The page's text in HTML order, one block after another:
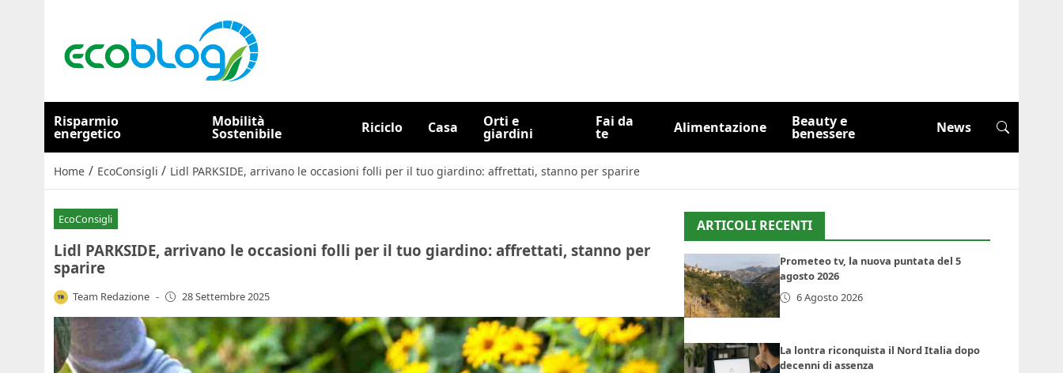
Risparmio
energetico
Mobilità
Sostenibile Riciclo Casa Orti e
giardini
Fai da
te Alimentazione Beauty e
benessere News
Home / EcoConsigli / Lidl PARKSIDE, arrivano le occasioni folli per il tuo giardino: affrettati, stanno per sparire
EcoConsigli
Lidl PARKSIDE, arrivano le occasioni folli per il tuo giardino: affrettati, stanno per
sparire
Team Redazione - 28 Settembre 2025
ARTICOLI RECENTI
Prometeo tv, la nuova puntata del 5
agosto 2026
6 Agosto 2026
La lontra riconquista il Nord Italia dopo
decenni di assenza